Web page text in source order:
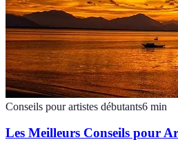
Conseils pour artistes débutants6 min
Les Meilleurs Conseils pour